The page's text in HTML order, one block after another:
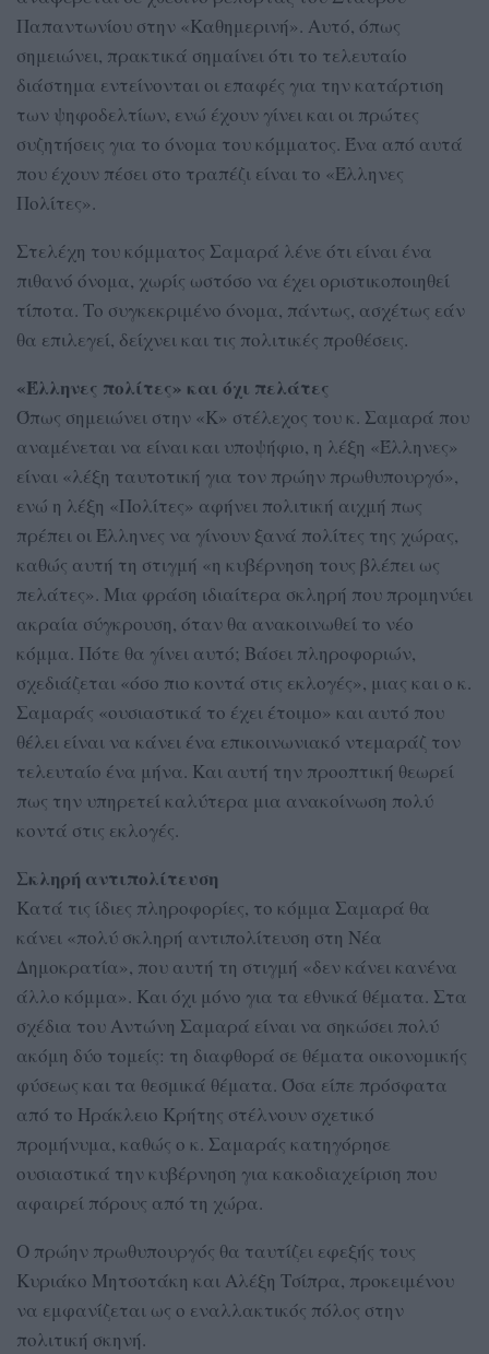
Παπαντωνίου στην «Καθημερινή». Αυτό, όπως
σημειώνει, πρακτικά σημαίνει ότι το τελευταίο
διάστημα εντείνονται οι επαφές για την κατάρτιση
των ψηφοδελτίων, ενώ έχουν γίνει και οι πρώτες
συζητήσεις για το όνομα του κόμματος. Ένα από αυτά
που έχουν πέσει στο τραπέζι είναι το «Έλληνες
Πολίτες».
Στελέχη του κόμματος Σαμαρά λένε ότι είναι ένα
πιθανό όνομα, χωρίς ωστόσο να έχει οριστικοποιηθεί
τίποτα. Το συγκεκριμένο όνομα, πάντως, ασχέτως εάν
θα επιλεγεί, δείχνει και τις πολιτικές προθέσεις.
«Έλληνες πολίτες» και όχι πελάτες
Όπως σημειώνει στην «Κ» στέλεχος του κ. Σαμαρά που
αναμένεται να είναι και υποψήφιο, η λέξη «Έλληνες»
είναι «λέξη ταυτοτική για τον πρώην πρωθυπουργό»,
ενώ η λέξη «Πολίτες» αφήνει πολιτική αιχμή πως
πρέπει οι Έλληνες να γίνουν ξανά πολίτες της χώρας,
καθώς αυτή τη στιγμή «η κυβέρνηση τους βλέπει ως
πελάτες». Μια φράση ιδιαίτερα σκληρή που προμηνύει
ακραία σύγκρουση, όταν θα ανακοινωθεί το νέο
κόμμα. Πότε θα γίνει αυτό; Βάσει πληροφοριών,
σχεδιάζεται «όσο πιο κοντά στις εκλογές», μιας και ο κ.
Σαμαράς «ουσιαστικά το έχει έτοιμο» και αυτό που
θέλει είναι να κάνει ένα επικοινωνιακό ντεμαράζ τον
τελευταίο ένα μήνα. Και αυτή την προοπτική θεωρεί
πως την υπηρετεί καλύτερα μια ανακοίνωση πολύ
κοντά στις εκλογές.
Σκληρή αντιπολίτευση
Κατά τις ίδιες πληροφορίες, το κόμμα Σαμαρά θα
κάνει «πολύ σκληρή αντιπολίτευση στη Νέα
Δημοκρατία», που αυτή τη στιγμή «δεν κάνει κανένα
άλλο κόμμα». Και όχι μόνο για τα εθνικά θέματα. Στα
σχέδια του Αντώνη Σαμαρά είναι να σηκώσει πολύ
ακόμη δύο τομείς: τη διαφθορά σε θέματα οικονομικής
φύσεως και τα θεσμικά θέματα. Όσα είπε πρόσφατα
από το Ηράκλειο Κρήτης στέλνουν σχετικό
προμήνυμα, καθώς ο κ. Σαμαράς κατηγόρησε
ουσιαστικά την κυβέρνηση για κακοδιαχείριση που
αφαιρεί πόρους από τη χώρα.
Ο πρώην πρωθυπουργός θα ταυτίζει εφεξής τους
Κυριάκο Μητσοτάκη και Αλέξη Τσίπρα, προκειμένου
να εμφανίζεται ως ο εναλλακτικός πόλος στην
πολιτική σκηνή.